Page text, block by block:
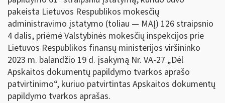
pakeista Lietuvos Respublikos mokesčių
administravimo įstatymo (toliau — MAĮ) 126 straipsnio
4 dalis, priėmė Valstybinės mokesčių inspekcijos prie
Lietuvos Respublikos finansų ministerijos viršininko
2023 m. balandžio 19 d. įsakymą Nr. VA-27 „Dėl
Apskaitos dokumentų papildymo tvarkos aprašo
patvirtinimo“, kuriuo patvirtintas Apskaitos dokumentų
papildymo tvarkos aprašas.